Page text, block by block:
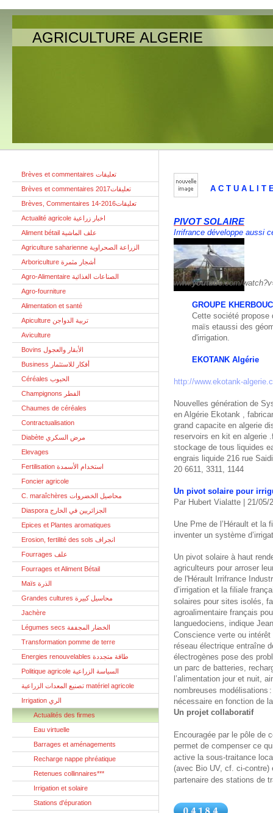
AGRICULTURE ALGERIE
Brèves et commentaires تعليقات
Brèves et commentaires تعليقات2017
Brèves, Commentaires تعليقات2016-14
Actualité agricole اخبار زراعية
Aliment bétail علف الماشية
Agriculture saharienne الزراعة الصحراوية
Arboriculture أشجار مثمرة
Agro-Alimentaire الصناعات الغذائية
Agro-fourniture
Alimentation et santé
Apiculture تربية الدواجن
Aviculture
Bovins الأبقار والعجول
Business أفكار للاستثمار
Céréales الحبوب
Champignons الفطر
Chaumes de céréales
Contractualisation
Diabète مرض السكري
Elevages
Fertilisation استخدام الأسمدة
Foncier agricole
C. maraîchères محاصيل الخضروات
Diaspora الجزائريين في الخارج
Epices et Plantes aromatiques
Erosion, fertilité des sols انجراف
Fourrages علف
Fourrages et Aliment Bétail
Maïs الذرة
Grandes cultures محاسيل كبيرة
Jachère
Légumes secs الخضار المجففة
Transformation pomme de terre
Energies renouvelables طاقة متجددة
Politique agricole السياسة الزراعية
تصنيع المعدات الزراعية matériel agricole
Irrigation الري
Actualités des firmes
Eau virtuelle
Barrages et aménagements
Recharge nappe phréatique
Retenues collinnaires***
Irrigation et solaire
Stations d'épuration
A C T U A L I T
PIVOT SOLAIRE
Irrifrance développe aussi
www.youtube.com/
GROUPE
Cette société propose
maïs etaussi des
d'irrigation.
EKOTANK Algérie
http://www.ekotank-
Nouvelles génération de
en Algérie Ekotank ,
grand capacite en algerie
reservoirs en kit en algerie
stockage de tous liquides
engrais liquide 216 rue
20 6611, 3311, 1144
Un pivot solaire pour
Par Hubert Vialatte | 21/05/
Une Pme de l’Hérault et la
inventer un système
Un pivot solaire à haut
agriculteurs pour arroser
de l'Hérault Irrifrance
d’irrigation et la filiale
solaires pour sites isolés,
agroalimentaire français
languedociens, indique
Conscience verte ou
réseau électrique entraîne
électrogènes pose des
un parc de batteries,
l’alimentation jour et nuit,
nombreuses modélisations
nécessaire en fonction de
Un projet collaboratif
Encouragée par le pôle de
permet de compenser ce
active la sous-traitance
(avec Bio UV, cf. ci-contre)
partenaire des stations de